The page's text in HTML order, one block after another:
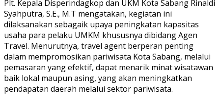
Plt. Kepala Disperindagkop dan UKM Kota Sabang Rinaldi
Syahputra, S.E., M.T mengatakan, kegiatan ini
dilaksanakan sebagaik upaya peningkatan kapasitas
usaha para pelaku UMKM khususnya dibidang Agen
Travel. Menurutnya, travel agent berperan penting
dalam mempromosikan pariwisata Kota Sabang, melalui
pemasaran yang efektif, dapat menarik minat wisatawan
baik lokal maupun asing, yang akan meningkatkan
pendapatan daerah melalui sektor pariwisata.